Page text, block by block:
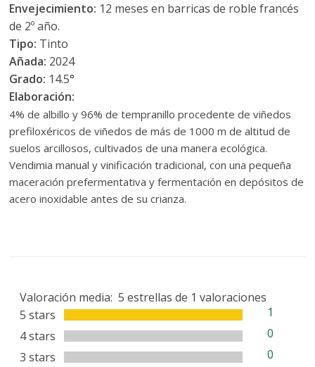
Envejecimiento: 12 meses en barricas de roble francés
de 2º año.
Tipo: Tinto
Añada: 2024
Grado: 14.5°
Elaboración:
4% de albillo y 96% de tempranillo procedente de viñedos
prefiloxéricos de viñedos de más de 1000 m de altitud de
suelos arcillosos, cultivados de una manera ecológica.
Vendimia manual y vinificación tradicional, con una pequeña
maceración prefermentativa y fermentación en depósitos de
acero inoxidable antes de su crianza.
Valoración media:
5 stars
1
4 stars
0
3 stars
0
5 estrellas de 1 valoraciones